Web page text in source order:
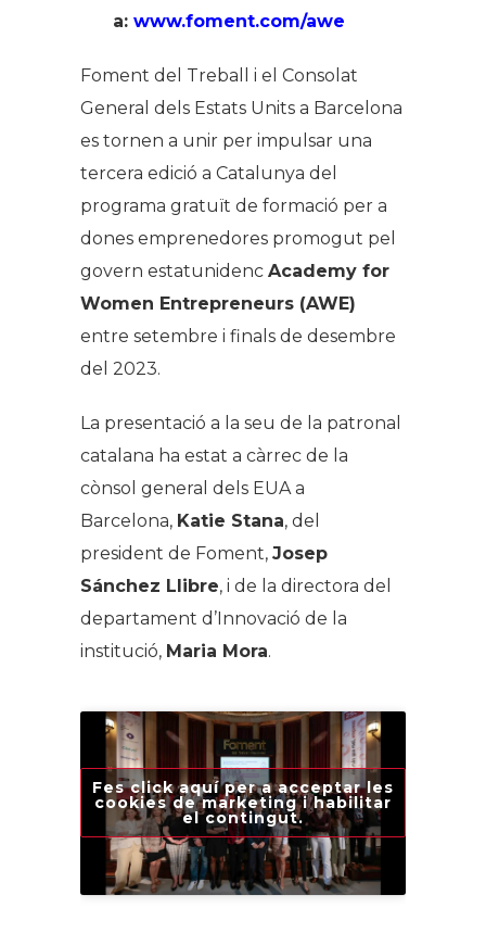
a: www.foment.com/awe
Foment del Treball i el Consolat
General dels Estats Units a Barcelona
es tornen a unir per impulsar una
tercera edició a Catalunya del
programa gratuït de formació per a
dones emprenedores promogut pel
govern estatunidenc Academy for
Women Entrepreneurs (AWE)
entre setembre i finals de desembre
del 2023.
La presentació a la seu de la patronal
catalana ha estat a càrrec de la
cònsol general dels EUA a
Barcelona, Katie Stana, del
president de Foment, Josep
Sánchez Llibre, i de la directora del
departament d’Innovació de la
institució, Maria Mora.
Fes click aquí per a acceptar les
cookies de marketing i habilitar
el contingut.